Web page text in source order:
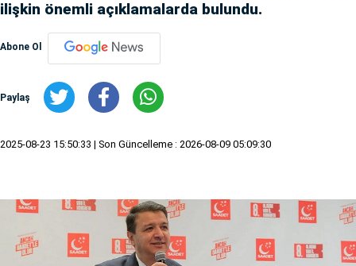
ilişkin önemli açıklamalarda bulundu.
Abone Ol
Paylaş
2025-08-23 15:50:33 | Son Güncelleme : 2026-08-09 05:09:30